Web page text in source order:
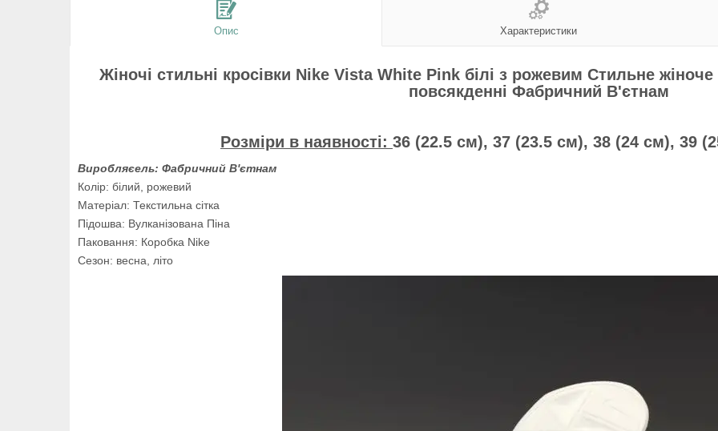
Опис Характеристики
Жіночі стильні кросівки Nike Vista White Pink білі з рожевим Стильне жіноче
повсякденні Фабричний В'єтнам
Розміри в наявності: 36 (22.5 см), 37 (23.5 см), 38 (24 см), 39
Виробляєель: Фабричний В'єтнам
Колір: білий, рожевий
Матеріал: Текстильна сітка
Підошва: Вулканізована Піна
Паковання: Коробка Nike
Сезон: весна, літо